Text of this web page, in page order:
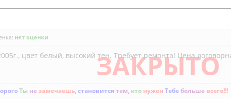
нет оценки
ЗАКРЫТО
цвет белый, высокий тен. Требует ремонта! Цена
Ты незамечаешь,становится тем, кто нужен Тебебольше всего!!!